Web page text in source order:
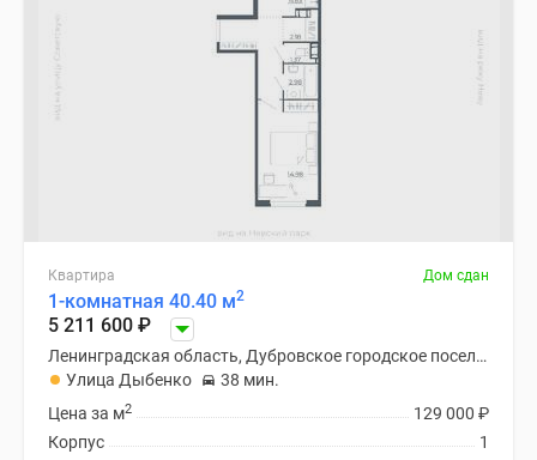
Квартира Дом сдан
1-комнатная 40.40 м2
5 211 600 ₽
Ленинградская область, Дубровское городское поселение
Улица Дыбенко
38 мин.
129 000 ₽
Цена за м2
1
Корпус